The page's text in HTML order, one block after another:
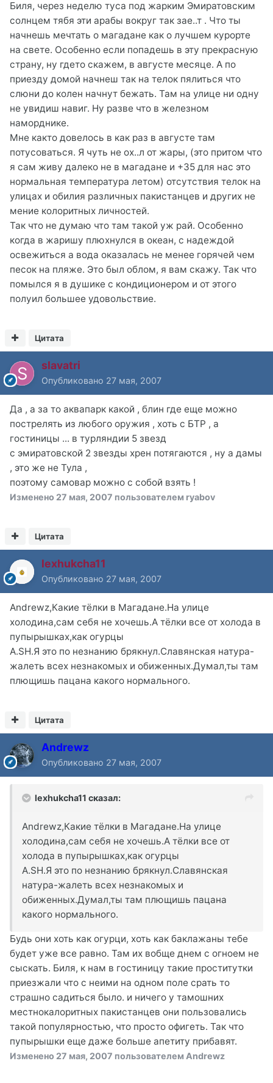
Биля, через неделю туса под жарким Эмиратовским
солнцем тябя эти арабы вокруг так зае..т . Что ты
начнешь мечтать о магадане как о лучшем курорте
на свете. Особенно если попадешь в эту прекрасную
страну, ну гдето скажем, в августе месяце. А по
приезду домой начнеш так на телок пялиться что
слюни до колен начнут бежать. Там на улице ни одну
не увидиш навиг. Ну разве что в железном
наморднике.
Мне както довелось в как раз в августе там
потусоваться. Я чуть не ох..л от жары, (это притом что
я сам живу далеко не в магадане и +35 для нас это
нормальная температура летом) отсутствия телок на
улицах и обилия различных пакистанцев и других не
мение колоритных личностей.
Так что не думаю что там такой уж рай. Особенно
когда в жаришу плюхнулся в океан, с надеждой
освежиться а вода оказалась не менее горячей чем
песок на пляже. Это был облом, я вам скажу. Так что
помылся я в душике с кондиционером и от этого
полуил большее удовольствие.
Цитата
slavatri
Опубликовано 27 мая, 2007
Да , а за то аквапарк какой , блин где еще можно
пострелять из любого оружия , хоть с БТР , а
гостиницы ... в турляндии 5 звезд
с эмиратовской 2 звезды хрен потягаются , ну а дамы
, это же не Тула ,
поэтому самовар можно с собой взять !
Изменено 27 мая, 2007 пользователем ryabov
Цитата
lexhukcha11
Опубликовано 27 мая, 2007
Andrewz,Какие тёлки в Магадане.На улице
холодина,сам себя не хочешь.А тёлки все от холода в
пупырышках,как огурцы
A.SH.Я это по незнанию брякнул.Славянская натура-
жалеть всех незнакомых и обиженных.Думал,ты там
плющишь пацана какого нормального.
Цитата
Andrewz
Опубликовано 27 мая, 2007
lexhukcha11 сказал:
Andrewz,Какие тёлки в Магадане.На улице
холодина,сам себя не хочешь.А тёлки все от
холода в пупырышках,как огурцы
A.SH.Я это по незнанию брякнул.Славянская
натура-жалеть всех незнакомых и
обиженных.Думал,ты там плющишь пацана
какого нормального.
Будь они хоть как огурци, хоть как баклажаны тебе
будет уже все равно. Там их вобще днем с огноем не
сыскать. Биля, к нам в гостиницу такие проститутки
приезжали что с неими на одном поле срать то
страшно садиться было. и ничего у тамошних
местнокалоритных пакистанцев они пользовались
такой популярностью, что просто офигеть. Так что
пупырышки еще даже больше апетиту прибавят.
Изменено 27 мая, 2007 пользователем Andrewz